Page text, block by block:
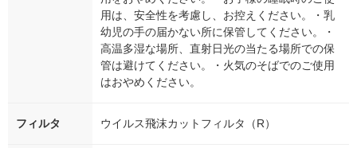
用は、安全性を考慮し、お控えください。・乳
幼児の手の届かない所に保管してください。・
高温多湿な場所、直射日光の当たる場所での保
管は避けてください。・火気のそばでのご使用
はおやめください。
フィルタ ウイルス飛沫カットフィルタ（R）